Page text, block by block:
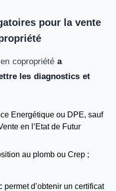
pour la vente
en copropriétéa
les diagnostics et
Energétique ou DPE, sauf
en l’Etat de Futur
au plomb ou Crep ;
permet d’obtenir un certificat